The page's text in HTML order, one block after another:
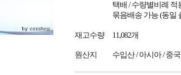
택배 / 수량별비례 적
묶음배송 가능 (동일
재고수량 11,082개
원산지 수입산 / 아시아 / 중국